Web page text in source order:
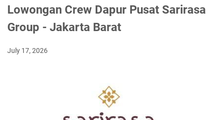
Lowongan Crew Dapur Pusat Sarirasa
Group - Jakarta Barat
July 17, 2026